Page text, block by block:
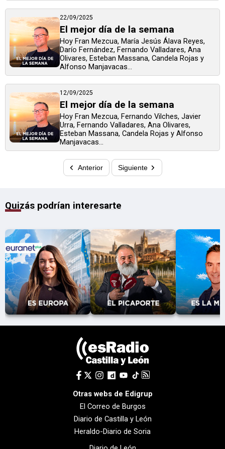
22/09/2025
El mejor día de la semana
Hoy Fran Mezcua, María Jesús Álava Reyes,
Darío Fernández, Fernando Valladares, Ana
Olivares, Esteban Massana, Candela Rojas y
Alfonso Manjavacas...
12/09/2025
El mejor día de la semana
Hoy Fran Mezcua, Fernando Vilches, Javier
Urra, Fernando Valladares, Ana Olivares,
Esteban Massana, Candela Rojas y Alfonso
Manjavacas...
Anterior Siguiente
Quizás podrían interesarte
Otras webs de Edigrup
El Correo de Burgos
Diario de Castilla y León
Heraldo-Diario de Soria